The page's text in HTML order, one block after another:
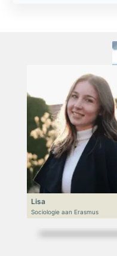
Lisa
Sociologie aan Erasmus